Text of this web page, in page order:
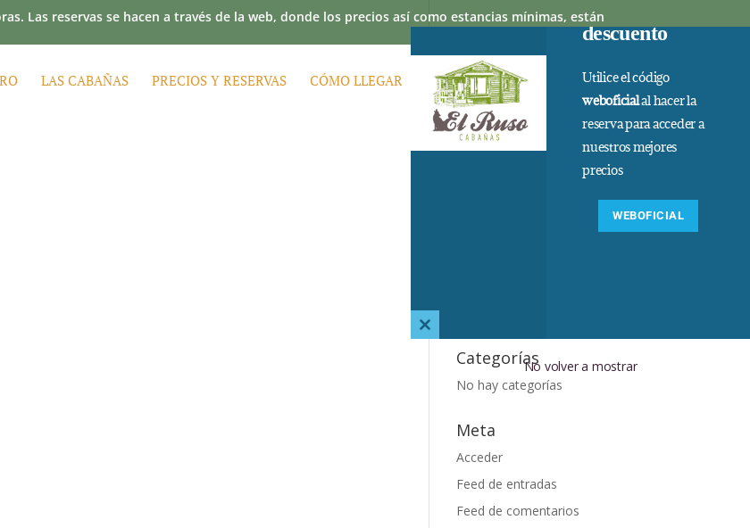
Las reservas se hacen a través de la web, donde los precios así como estancias mínimas, están
LAS CABAÑAS PRECIOS Y RESERVAS CÓMO LLEGAR PREGUNTAS FRECUENTES
Categorías
No hay categorías
Meta
Acceder
Feed de entradas
Feed de comentarios
Close
module
descuento
Utilice el código
weboficialal hacer la
reserva para acceder a
nuestros mejores
precios
WEBOFICIAL
No volver a mostrar